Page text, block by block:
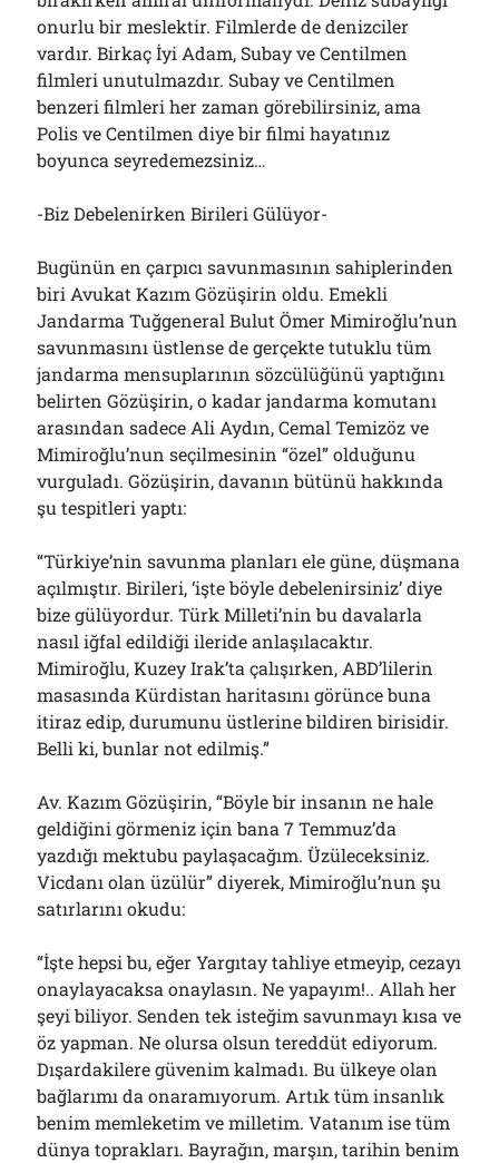
onurlu bir meslektir. Filmlerde de denizciler
vardır. Birkaç İyi Adam, Subay ve Centilmen
filmleri unutulmazdır. Subay ve Centilmen
benzeri filmleri her zaman görebilirsiniz, ama
Polis ve Centilmen diye bir filmi hayatınız
boyunca seyredemezsiniz…
-Biz Debelenirken Birileri Gülüyor-
Bugünün en çarpıcı savunmasının sahiplerinden
biri Avukat Kazım Gözüşirin oldu. Emekli
Jandarma Tuğgeneral Bulut Ömer Mimiroğlu’nun
savunmasını üstlense de gerçekte tutuklu tüm
jandarma mensuplarının sözcülüğünü yaptığını
belirten Gözüşirin, o kadar jandarma komutanı
arasından sadece Ali Aydın, Cemal Temizöz ve
Mimiroğlu’nun seçilmesinin “özel” olduğunu
vurguladı. Gözüşirin, davanın bütünü hakkında
şu tespitleri yaptı:
“Türkiye’nin savunma planları ele güne, düşmana
açılmıştır. Birileri, ‘işte böyle debelenirsiniz’ diye
bize gülüyordur. Türk Milleti’nin bu davalarla
nasıl iğfal edildiği ileride anlaşılacaktır.
Mimiroğlu, Kuzey Irak’ta çalışırken, ABD’lilerin
masasında Kürdistan haritasını görünce buna
itiraz edip, durumunu üstlerine bildiren birisidir.
Belli ki, bunlar not edilmiş.”
Av. Kazım Gözüşirin, “Böyle bir insanın ne hale
geldiğini görmeniz için bana 7 Temmuz’da
yazdığı mektubu paylaşacağım. Üzüleceksiniz.
Vicdanı olan üzülür” diyerek, Mimiroğlu’nun şu
satırlarını okudu:
“İşte hepsi bu, eğer Yargıtay tahliye etmeyip, cezayı
onaylayacaksa onaylasın. Ne yapayım!.. Allah her
şeyi biliyor. Senden tek isteğim savunmayı kısa ve
öz yapman. Ne olursa olsun tereddüt ediyorum.
Dışardakilere güvenim kalmadı. Bu ülkeye olan
bağlarımı da onaramıyorum. Artık tüm insanlık
benim memleketim ve milletim. Vatanım ise tüm
dünya toprakları. Bayrağın, marşın, tarihin benim